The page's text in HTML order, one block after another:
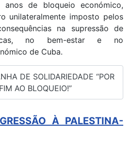
de bloqueio económico,
unilateralmente imposto pelos
na supressão de
no bem-estar e no
de Cuba.
DE SOLIDARIEDADE “POR
AO BLOQUEIO!”
À PALESTINA-